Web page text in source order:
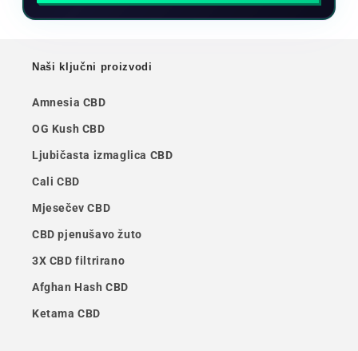
Naši ključni proizvodi
Amnesia CBD
OG Kush CBD
Ljubičasta izmaglica CBD
Cali CBD
Mjesečev CBD
CBD pjenušavo žuto
3X CBD filtrirano
Afghan Hash CBD
Ketama CBD